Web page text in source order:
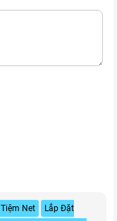
Net
Lắp Đặt